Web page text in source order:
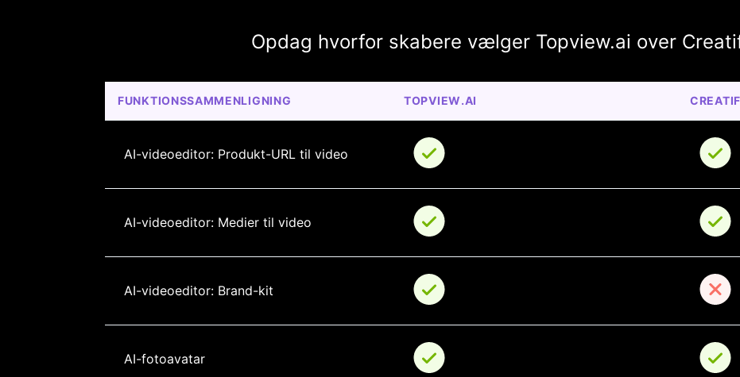
Opdag hvorfor skabere vælger Topview.ai over
FUNKTIONSSAMMENLIGNING TOPVIEW.AI
AI-videoeditor: Produkt-URL til video
AI-videoeditor: Medier til video
AI-videoeditor: Brand-kit
AI-fotoavatar